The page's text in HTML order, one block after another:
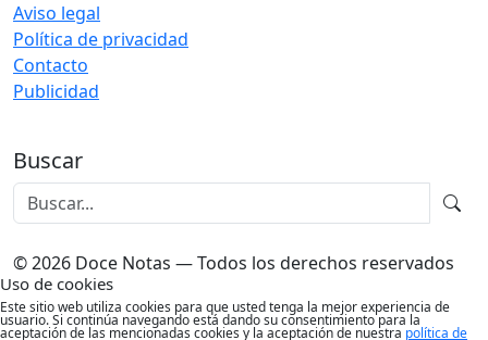
Aviso legal
Política de privacidad
Contacto
Publicidad
Buscar
© 2026 Doce Notas — Todos los derechos reservados
Uso de cookies
Este sitio web utiliza cookies para que usted tenga la mejor experiencia de
usuario. Si continúa navegando está dando su consentimiento para la
aceptación de las mencionadas cookies y la aceptación de nuestra política de